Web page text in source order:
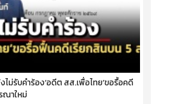
ไม่รับคำร้อง‘อดีต สส.เพื่อไทย’ขอรื้อคดี
ณาใหม่